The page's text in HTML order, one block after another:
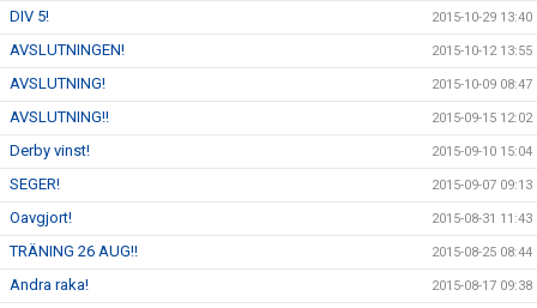
DIV 5! 2015-10-29 13:40
AVSLUTNINGEN! 2015-10-12 13:55
AVSLUTNING! 2015-10-09 08:47
AVSLUTNING!! 2015-09-15 12:02
Derby vinst! 2015-09-10 15:04
SEGER! 2015-09-07 09:13
Oavgjort! 2015-08-31 11:43
TRÄNING 26 AUG!! 2015-08-25 08:44
Andra raka! 2015-08-17 09:38